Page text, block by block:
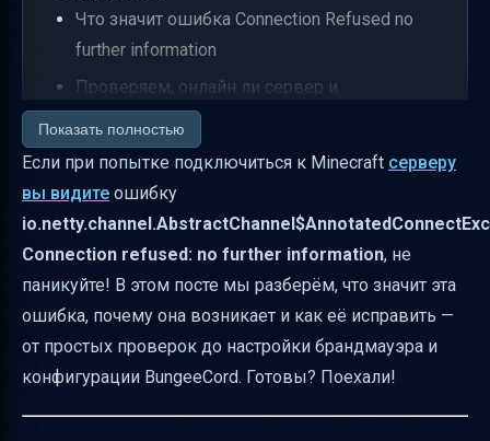
Что значит ошибка Connection Refused no
further information
Проверяем, онлайн ли сервер и
правильные ли IP и порт
Настройка брандмауэра Windows для
Minecraft
Что делать после изменения настроек
брандмауэра
Дополнительные шаги при проблемах с
подключением
Проверка BungeeCord прокси и
подсерверов
Показать полностью
Если при попытке подключиться к Minecraft серверу
вы видите ошибку
Connection refused: no further information, не
паникуйте! В этом посте мы разберём, что значит эта
ошибка, почему она возникает и как её исправить —
от простых проверок до настройки брандмауэра и
конфигурации BungeeCord. Готовы? Поехали!